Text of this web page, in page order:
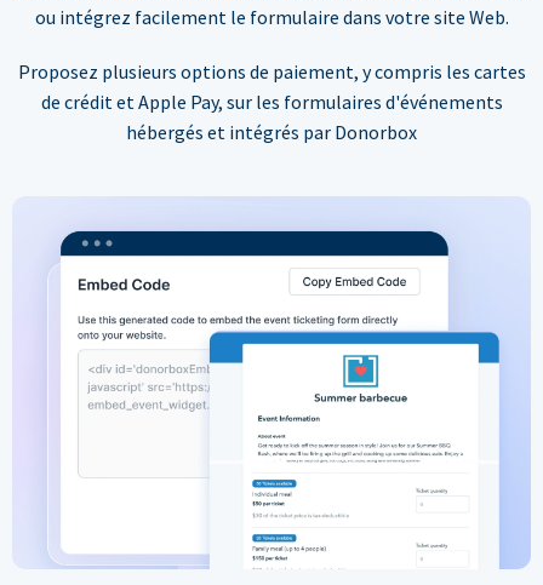
ou intégrez facilement le formulaire dans votre site Web.
Proposez plusieurs options de paiement, y compris les cartes
de crédit et Apple Pay, sur les formulaires d'événements
hébergés et intégrés par Donorbox